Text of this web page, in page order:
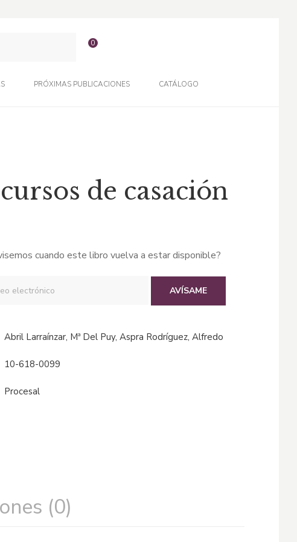
PRÓXIMAS PUBLICACIONES CATÁLOGO
0
de casación
cuando este libro vuelva a estar disponible?
AVÍSAME
Abril Larraínzar, Mª Del Puy, Aspra Rodríguez, Alfredo
10-618-0099
procesal
(0)